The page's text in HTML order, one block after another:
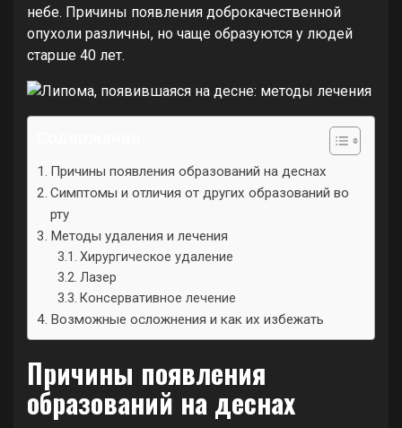
небе. Причины появления доброкачественной
опухоли различны, но чаще образуются у людей
старше 40 лет.
Причины появления образований на деснах
Симптомы и отличия от других образований во
рту
Методы удаления и лечения
Хирургическое удаление
Лазер
Консервативное лечение
Возможные осложнения и как их избежать
Причины появления
образований на деснах